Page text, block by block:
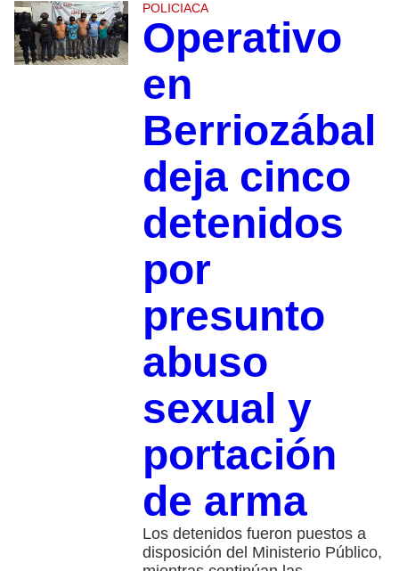
POLICIACA
Operativo
en
Berriozábal
deja cinco
detenidos
por
presunto
abuso
sexual y
portación
de arma
Los detenidos fueron puestos a
disposición del Ministerio Público,